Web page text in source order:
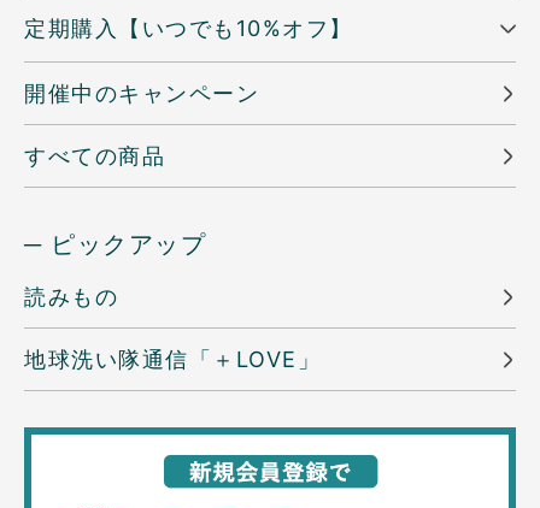
定期購入【いつでも10%オフ】
開催中のキャンペーン
すべての商品
─ ピックアップ
読みもの
地球洗い隊通信「＋LOVE」